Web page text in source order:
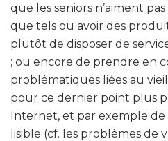
que les seniors n’aiment
que tels ou avoir des
plutôt de disposer de
; ou encore de prendre en
problématiques liées au
pour ce dernier point plus
Internet, et par exemple de
lisible (cf. les problèmes de